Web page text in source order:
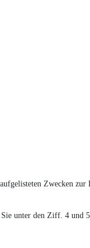
Zwecken zur
unter den Ziff. 4 und